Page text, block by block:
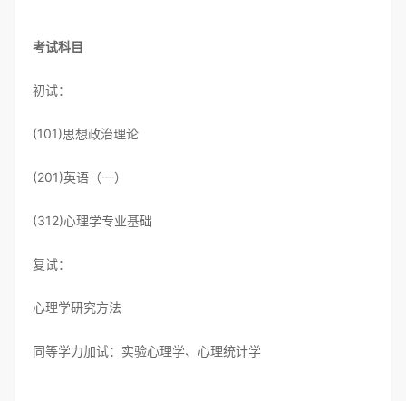
考试科目
初试：
(101)思想政治理论
(201)英语（一）
(312)心理学专业基础
复试：
心理学研究方法
同等学力加试：实验心理学、心理统计学